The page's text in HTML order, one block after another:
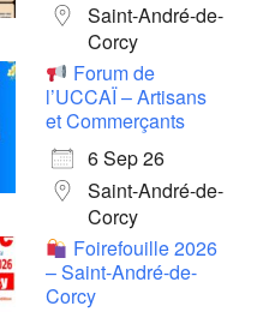
Outlook Live
Saint-André-de-
Corcy
Forum de
l’UCCAÏ – Artisans
et Commerçants
6 Sep 26
Saint-André-de-
Corcy
Foirefouille 2026
– Saint-André-de-
Corcy